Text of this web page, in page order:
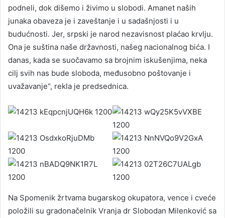
podneli, dok dišemo i živimo u slobodi. Amanet naših
junaka obaveza je i zaveštanje i u sadašnjosti i u
budućnosti. Jer, srpski je narod nezavisnost plaćao krvlju.
Ona je suština naše državnosti, našeg nacionalnog bića. I
danas, kada se suočavamo sa brojnim iskušenjima, neka
cilj svih nas bude sloboda, međusobno poštovanje i
uvažavanje“, rekla je predsednica.
Na Spomenik žrtvama bugarskog okupatora, vence i cveće
položili su gradonačelnik Vranja dr Slobodan Milenković sa